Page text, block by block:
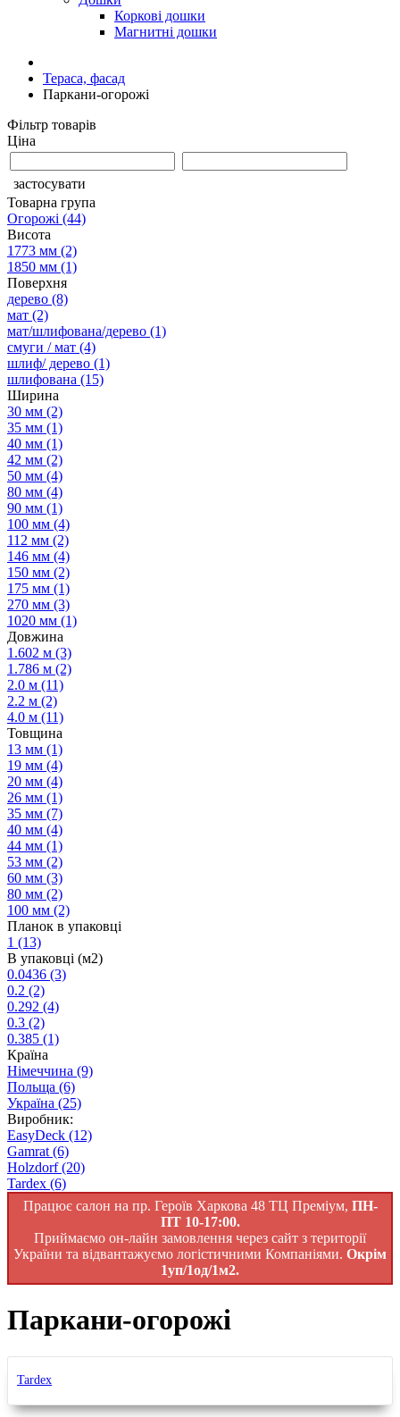
Коркові дошки
Магнитні дошки
Тераса, фасад
Паркани-огорожі
Фільтр товарів
Ціна
застосувати
Товарна група
Огорожі (44)
Висота
1773 мм (2)
1850 мм (1)
Поверхня
дерево (8)
мат (2)
мат/шлифована/дерево (1)
смуги / мат (4)
шлиф/ дерево (1)
шлифована (15)
Ширина
30 мм (2)
35 мм (1)
40 мм (1)
42 мм (2)
50 мм (4)
80 мм (4)
90 мм (1)
100 мм (4)
112 мм (2)
146 мм (4)
150 мм (2)
175 мм (1)
270 мм (3)
1020 мм (1)
Довжина
1.602 м (3)
1.786 м (2)
2.0 м (11)
2.2 м (2)
4.0 м (11)
Товщина
13 мм (1)
19 мм (4)
20 мм (4)
26 мм (1)
35 мм (7)
40 мм (4)
44 мм (1)
53 мм (2)
60 мм (3)
80 мм (2)
100 мм (2)
Планок в упаковці
1 (13)
В упаковці (м2)
0.0436 (3)
0.2 (2)
0.292 (4)
0.3 (2)
0.385 (1)
Країна
Німеччина (9)
Польща (6)
Україна (25)
Виробник:
EasyDeck (12)
Gamrat (6)
Holzdorf(20)
Tardex (6)
Працює салон на пр. Героїв Харкова 48 ТЦ Преміум, ПН-
ПТ 10-17:00.
Приймаємо он-лайн замовлення через сайт з території
України та відвантажуємо логістичними Компаніями. Окрім
1уп/1од/1м2.
Паркани-огорожі
Tardex